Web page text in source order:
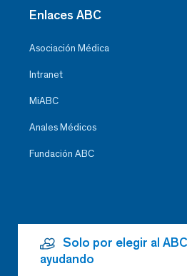
Enlaces ABC
Asociación Médica
Intranet
MiABC
Anales Médicos
Fundación ABC
Solo por elegir al
ayudando